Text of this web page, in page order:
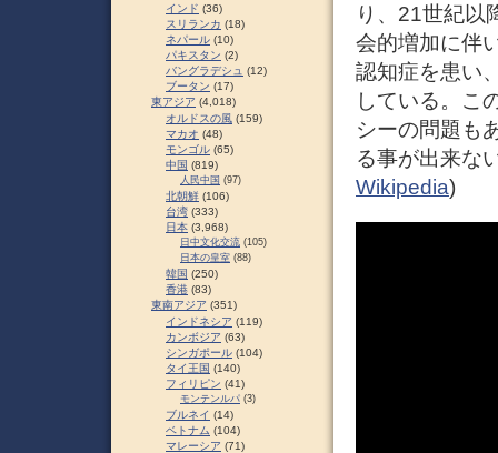
り、21世紀以
会的増加に伴
認知症を患い
している。こ
シーの問題も
る事が出来な
Wikipedia)
インド (36)
スリランカ (18)
ネパール (10)
パキスタン (2)
バングラデシュ (12)
ブータン (17)
東アジア (4,018)
オルドスの風 (159)
マカオ (48)
モンゴル (65)
中国 (819)
人民中国 (97)
北朝鮮 (106)
台湾 (333)
日本 (3,968)
日中文化交流 (105)
日本の皇室 (88)
韓国 (250)
香港 (83)
東南アジア (351)
インドネシア (119)
カンボジア (63)
シンガポール (104)
タイ王国 (140)
フィリピン (41)
モンテンルパ (3)
ブルネイ (14)
ベトナム (104)
マレーシア (71)